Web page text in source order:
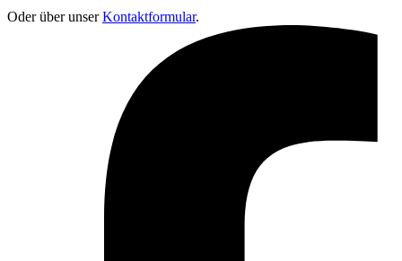
Oder über unserKontaktformular.